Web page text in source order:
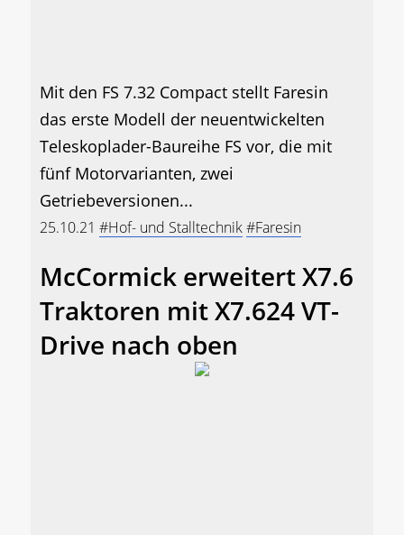
Mit den FS 7.32 Compact stellt Faresin
das erste Modell der neuentwickelten
Teleskoplader-Baureihe FS vor, die mit
fünf Motorvarianten, zwei
Getriebeversionen...
25.10.21 #Hof- und Stalltechnik#Faresin
McCormick erweitert X7.6
Traktoren mit X7.624 VT-
Drive nach oben